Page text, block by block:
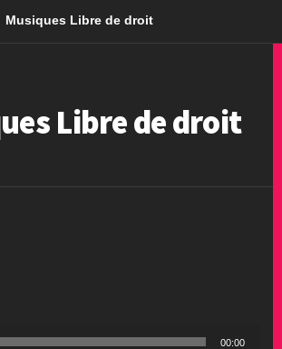
Musiques Libre de droit
Libre de droit
00:00